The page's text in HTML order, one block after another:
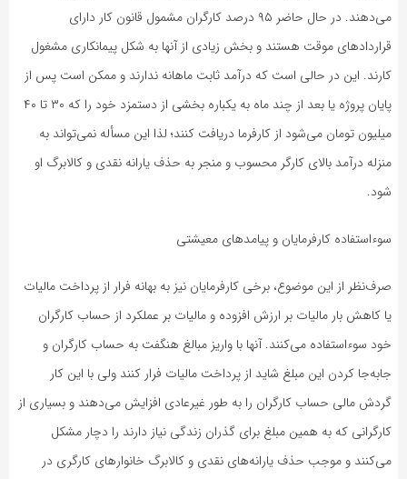
می‌دهند. در حال حاضر ۹۵ درصد کارگران مشمول قانون کار دارای
قراردادهای موقت هستند و بخش زیادی از آنها به شکل پیمانکاری مشغول
کارند. این در حالی است که درآمد ثابت ماهانه ندارند و ممکن است پس از
پایان پروژه یا بعد از چند ماه به یکباره بخشی از دستمزد خود را که ۳۰ تا ۴۰
میلیون تومان می‌شود از کارفرما دریافت کنند؛ لذا این مسأله نمی‌تواند به
منزله درآمد بالای کارگر محسوب و منجر به حذف یارانه نقدی و کالابرگ او
شود.
سوءاستفاده کارفرمایان و پیامدهای معیشتی
صرف‌نظر از این موضوع، برخی کارفرمایان نیز به بهانه فرار از پرداخت مالیات
یا کاهش بار مالیات بر ارزش افزوده و مالیات بر عملکرد از حساب کارگران
خود سوءاستفاده می‌کنند. آنها با واریز مبالغ هنگفت به حساب کارگران و
جابه‌جا کردن این مبلغ شاید از پرداخت مالیات فرار کنند ولی با این کار
گردش مالی حساب کارگران را به طور غیرعادی افزایش می‌دهند و بسیاری از
کارگرانی که به همین مبلغ برای گذران زندگی نیاز دارند را دچار مشکل
می‌کنند و موجب حذف یارانه‌های نقدی و کالابرگ خانوارهای کارگری در